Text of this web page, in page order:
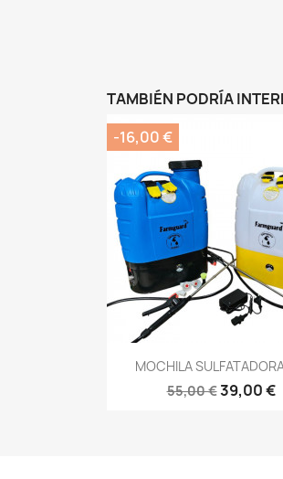
TAMBIÉN PODRÍA
MOCHILA
55,00 €39,00 €
-16,00 €
Vista rápida